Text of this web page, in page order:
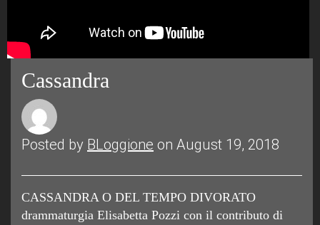
Cassandra
Posted by BLoggione on August 19, 2018
CASSANDRA O DEL TEMPO DIVORATO
drammaturgia Elisabetta Pozzi con il contributo di